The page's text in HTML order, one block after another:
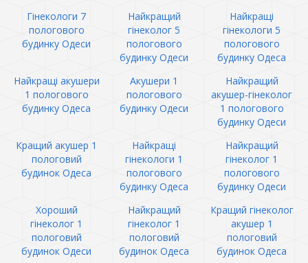
Гінекологи 7
пологового
будинку Одеси
Найкращий
гінеколог 5
пологового
будинку Одеси
Найкращі
гінекологи 5
пологового
будинку Одеса
Найкращі акушери
1 пологового
будинку Одеса
Акушери 1
пологового
будинку Одеси
Найкращий
акушер-гінеколог
1 пологового
будинку Одеси
Кращий акушер 1
пологовий
будинок Одеса
Найкращі
гінекологи 1
пологового
будинку Одеса
Найкращий
гінеколог 1
пологового
будинку Одеси
Хороший
гінеколог 1
пологовий
будинок Одеси
Найкращий
гінеколог 1
пологовий
будинок Одеса
Кращий гінеколог
акушер 1
пологовий
будинок Одеса